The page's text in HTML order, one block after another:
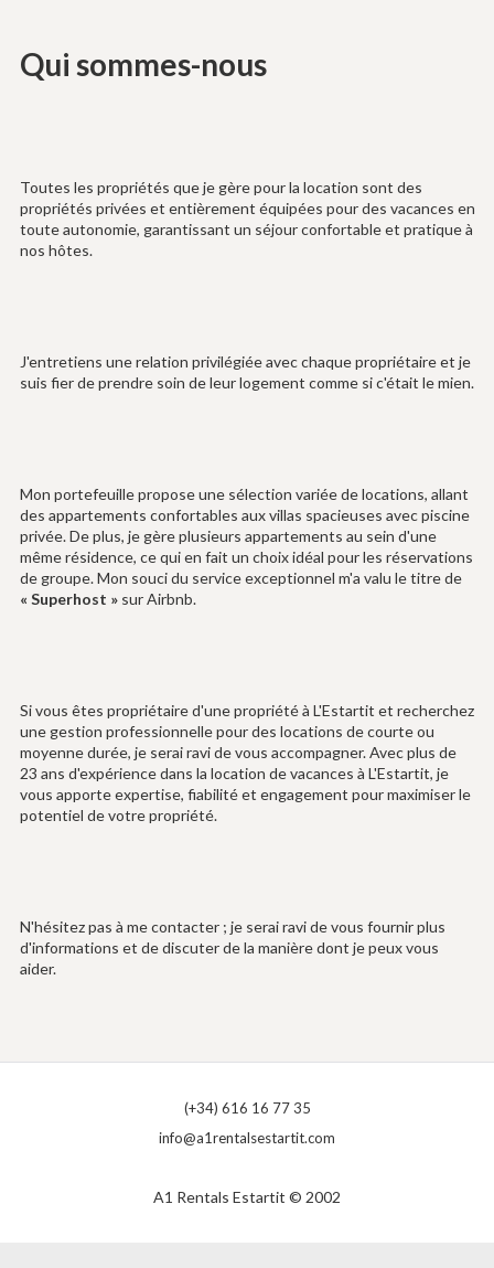
Qui sommes-nous
Toutes les propriétés que je gère pour la location sont des
propriétés privées et entièrement équipées pour des vacances en
toute autonomie, garantissant un séjour confortable et pratique à
nos hôtes.
J'entretiens une relation privilégiée avec chaque propriétaire et je
suis fier de prendre soin de leur logement comme si c'était le mien.
Mon portefeuille propose une sélection variée de locations, allant
des appartements confortables aux villas spacieuses avec piscine
privée. De plus, je gère plusieurs appartements au sein d'une
même résidence, ce qui en fait un choix idéal pour les réservations
de groupe. Mon souci du service exceptionnel m'a valu le titre de
« Superhost »sur Airbnb.
Si vous êtes propriétaire d'une propriété à L'Estartit et recherchez
une gestion professionnelle pour des locations de courte ou
moyenne durée, je serai ravi de vous accompagner. Avec plus de
23 ans d'expérience dans la location de vacances à L'Estartit, je
vous apporte expertise, fiabilité et engagement pour maximiser le
potentiel de votre propriété.
N'hésitez pas à me contacter ; je serai ravi de vous fournir plus
d'informations et de discuter de la manière dont je peux vous
aider.
A1 Rentals Estartit © 2002
(+34) 616 16 77 35
info@a1rentalsestartit.com